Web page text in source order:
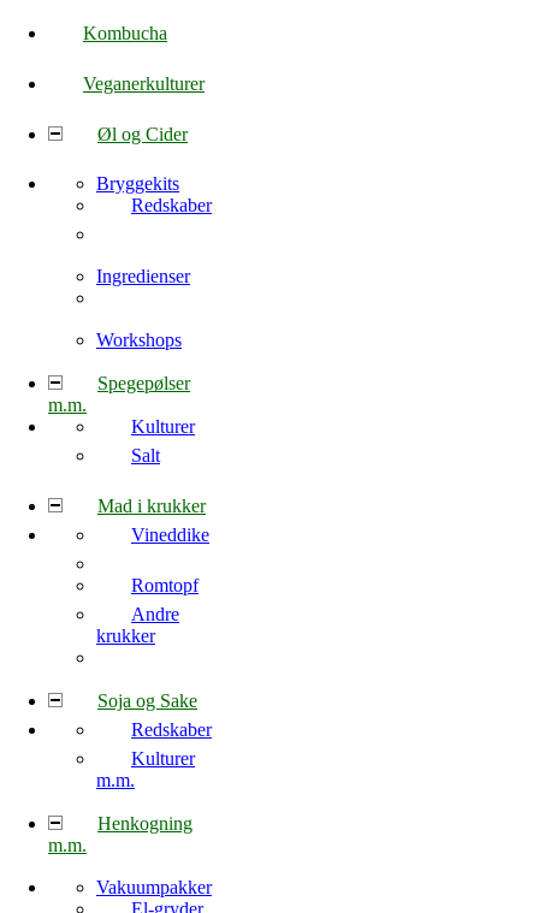
Kombucha
Veganerkulturer
Øl og Cider
Bryggekits
Redskaber
Ingredienser
Workshops
Spegepølser
m.m.
Kulturer
Salt
Mad i krukker
Vineddike
Romtopf
Andre
krukker
Soja og Sake
Redskaber
Kulturer
m.m.
Henkogning
m.m.
Vakuumpakker
El-gryder